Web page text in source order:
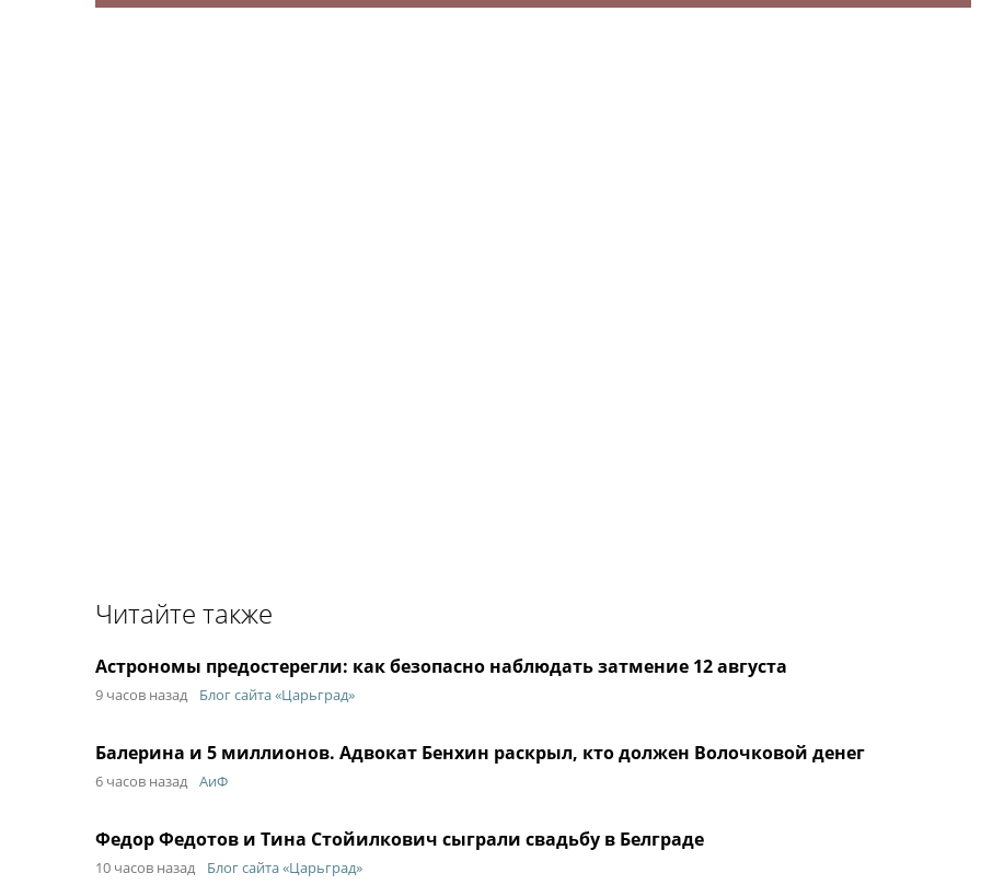
Читайте также
Астрономы предостерегли: как безопасно наблюдать затмение 12 августа
9 часов назад Блог сайта «Царьград»
Балерина и 5 миллионов. Адвокат Бенхин раскрыл, кто должен Волочковой денег
6 часов назад АиФ
Федор Федотов и Тина Стойилкович сыграли свадьбу в Белграде
10 часов назад Блог сайта «Царьград»